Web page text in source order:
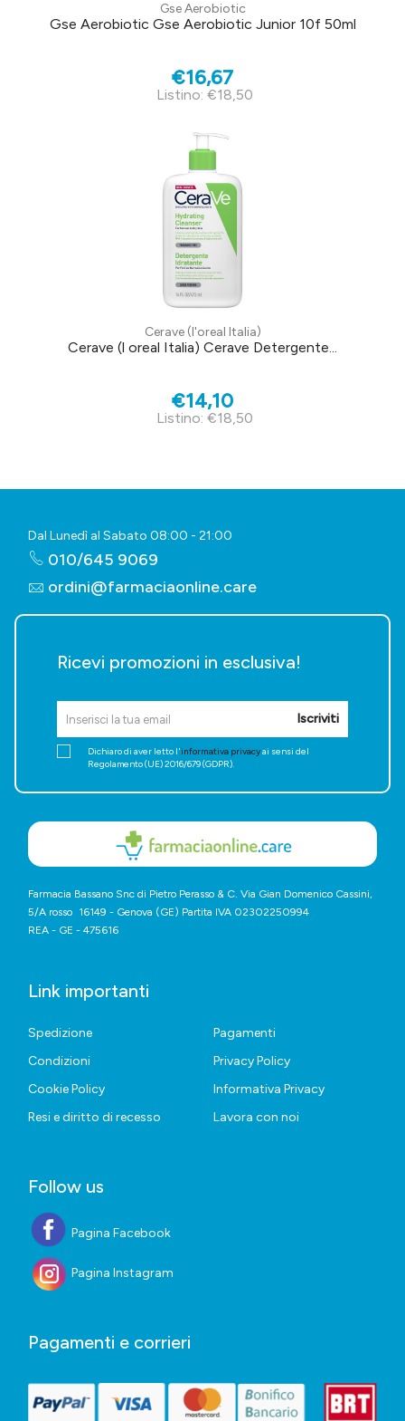
Gse Aerobiotic
Gse Aerobiotic Gse Aerobiotic Junior 10f 50ml
€16,67
Listino: €18,50
Cerave (l'oreal Italia)
Cerave (l oreal Italia) Cerave Detergente...
€14,10
Listino: €18,50
Dal Lunedì al Sabato 08:00 - 21:00
010/645 9069
ordini@farmaciaonline.care
Ricevi promozioni in esclusiva!
Iscriviti
Dichiaro di aver letto l'informativa privacyai sensi del
Regolamento (UE) 2016/679 (GDPR).
Farmacia Bassano Snc di Pietro Perasso & C. Via Gian Domenico Cassini,
5/A rosso 16149 - Genova (GE) Partita IVA 02302250994
REA - GE - 475616
Link importanti
Spedizione
Pagamenti
Condizioni
Privacy Policy
Cookie Policy
Informativa Privacy
Resi e diritto di recesso
Lavora con noi
Follow us
Pagina Facebook
Pagina Instagram
Pagamenti e corrieri